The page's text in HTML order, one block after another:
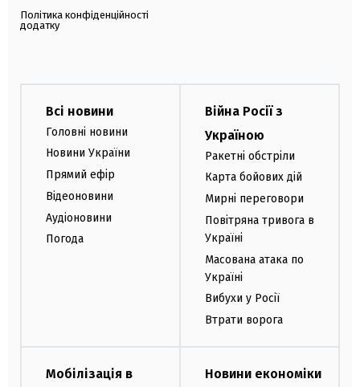
Політика конфіденційності
додатку
Всі новини
Головні новини
Новини України
Прямий ефір
Відеоновини
Аудіоновини
Погода
Війна Росії з
Україною
Ракетні обстріли
Карта бойових дій
Мирні переговори
Повітряна тривога в
Україні
Масована атака по
Україні
Вибухи у Росії
Втрати ворога
Мобілізація в
Новини економіки